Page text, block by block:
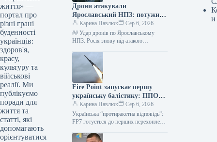
життя» —
портал про
різні грані
буденності
українців:
здоров'я,
красу,
культуру та
військові
реалії. Ми
публікуємо
поради для
життя та
статті, які
допомагають
орієнтуватися
Дрони атакували
Ярославський НПЗ: потужні
вибухи та палаюче
підприємство
Карина Павлюк
Сер 6, 2026
## Удар дронів по Ярославському
НПЗ: Росія знову під атакою
у Ярославлі зазнав удару
безпілотників у ніч…
Fire Point запускає першу
українську балістику: ППО
виходить на новий рівень
Карина Павлюк
Сер 6, 2026
Українська “протиракетна відповідь”:
FP7 готується до перших перехоплень
компанія Fire Point активно працює
и